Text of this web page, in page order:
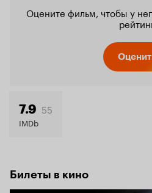
Оцените фильм, чтобы у
7.9 55
IMDb
Билеты в кино